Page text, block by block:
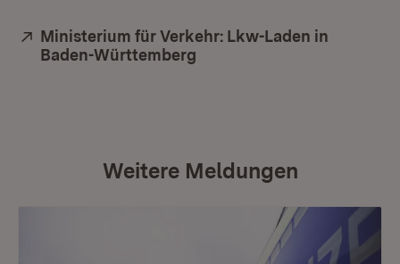
Extern:
Ministerium für Verkehr: Lkw-Laden in
Baden-Württemberg
Weitere Meldungen